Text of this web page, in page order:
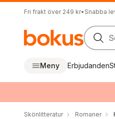
Fri frakt över 249 kr• Snabba
Meny Erbjudanden
Skönlitteratur Romaner